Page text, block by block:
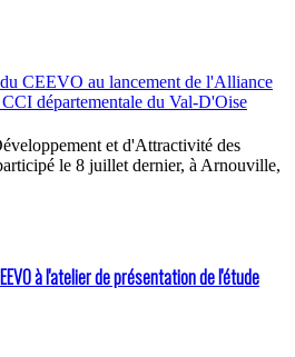
et d'Attractivité des
le 8 juillet dernier, à Arnouville,
à l'atelier de présentation de l'étude